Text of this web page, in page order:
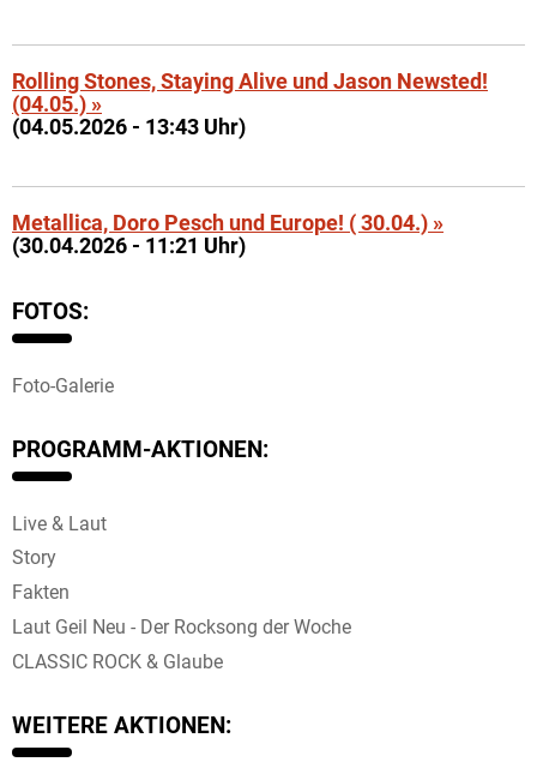
Rolling Stones, Staying Alive und Jason Newsted!
(04.05.) »
(04.05.2026 - 13:43 Uhr)
Metallica, Doro Pesch und Europe! ( 30.04.) »
(30.04.2026 - 11:21 Uhr)
FOTOS:
Foto-Galerie
PROGRAMM-AKTIONEN:
Live & Laut
Story
Fakten
Laut Geil Neu - Der Rocksong der Woche
CLASSIC ROCK & Glaube
WEITERE AKTIONEN: